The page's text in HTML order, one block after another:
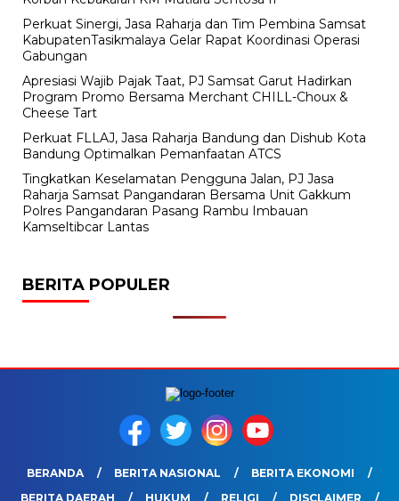
Perkuat Sinergi, Jasa Raharja dan Tim Pembina Samsat
KabupatenTasikmalaya Gelar Rapat Koordinasi Operasi
Gabungan
Apresiasi Wajib Pajak Taat, PJ Samsat Garut Hadirkan
Program Promo Bersama Merchant CHILL-Choux &
Cheese Tart
Perkuat FLLAJ, Jasa Raharja Bandung dan Dishub Kota
Bandung Optimalkan Pemanfaatan ATCS
Tingkatkan Keselamatan Pengguna Jalan, PJ Jasa
Raharja Samsat Pangandaran Bersama Unit Gakkum
Polres Pangandaran Pasang Rambu Imbauan
Kamseltibcar Lantas
BERITA POPULER
BERANDA BERITA NASIONAL
BERITA EKONOMI
BERITA DAERAH
HUKUM RELIGI
DISCLAIMER